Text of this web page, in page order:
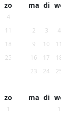
zo
4
11
18
25
ma di
2
3 4
9
10 11
16
17
23
24
zo
1
ma di
1